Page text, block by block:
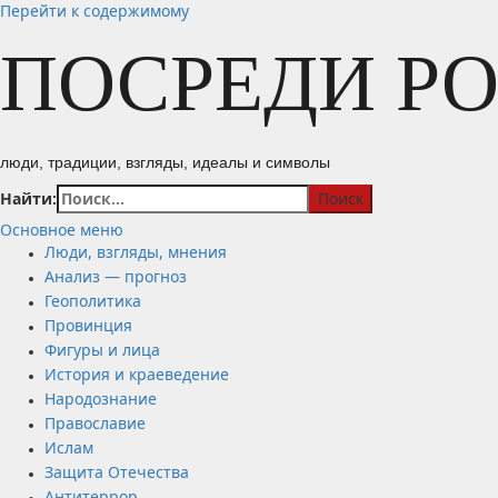
Перейти к содержимому
ПОСРЕДИ
люди, традиции, взгляды, идеалы и символы
Найти:
Основное меню
Люди, взгляды, мнения
Анализ — прогноз
Геополитика
Провинция
Фигуры и лица
История и краеведение
Народознание
Православие
Ислам
Защита Отечества